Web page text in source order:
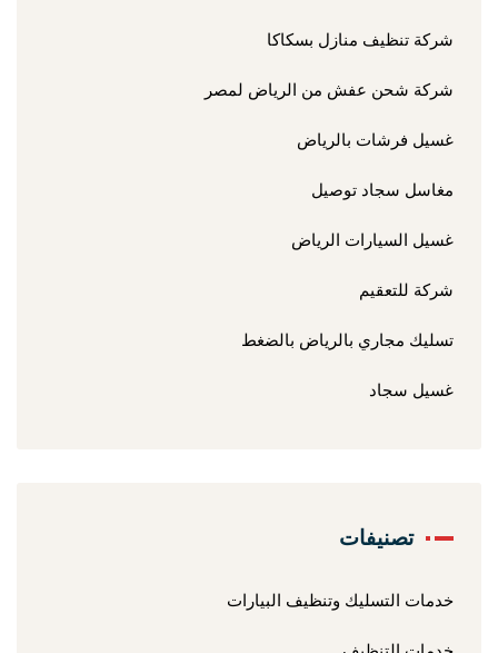
شركة تنظيف منازل بسكاكا
شركة شحن عفش من الرياض لمصر
غسيل فرشات بالرياض
مغاسل سجاد توصيل
غسيل السيارات الرياض
شركة للتعقيم
تسليك مجاري بالرياض بالضغط
غسيل سجاد
تصنيفات
خدمات التسليك وتنظيف البيارات